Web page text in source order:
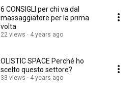
6 CONSIGLI per chi va dal
massaggiatore per la prima
volta
22 views 4 years ago
OLISTIC SPACE Perché ho
scelto questo settore?
33 views 4 years ago